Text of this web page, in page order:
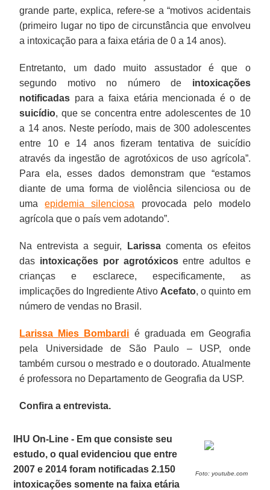
grande parte, explica, refere-se a “motivos acidentais
(primeiro lugar no tipo de circunstância que envolveu
a intoxicação para a faixa etária de 0 a 14 anos).
Entretanto, um dado muito assustador é que o
segundo motivo no número de intoxicações
notificadas para a faixa etária mencionada é o de
suicídio, que se concentra entre adolescentes de 10
a 14 anos. Neste período, mais de 300 adolescentes
entre 10 e 14 anos fizeram tentativa de suicídio
através da ingestão de agrotóxicos de uso agrícola”.
Para ela, esses dados demonstram que “estamos
diante de uma forma de violência silenciosa ou de
umaepidemia silenciosa provocada pelo modelo
agrícola que o país vem adotando”.
Na entrevista a seguir, Larissacomenta os efeitos
das intoxicações por agrotóxicosentre adultos e
crianças e esclarece, especificamente, as
implicações do Ingrediente Ativo Acefato, o quinto em
número de vendas no Brasil.
Larissa Mies Bombardi é graduada em Geografia
pela Universidade de São Paulo – USP, onde
também cursou o mestrado e o doutorado. Atualmente
é professora no Departamento de Geografia da USP.
Confira a entrevista.
Foto: youtube.com
IHU On-Line - Em que consiste seu
estudo, o qual evidenciou que entre
2007 e 2014 foram notificadas 2.150
intoxicações somente na faixa etária